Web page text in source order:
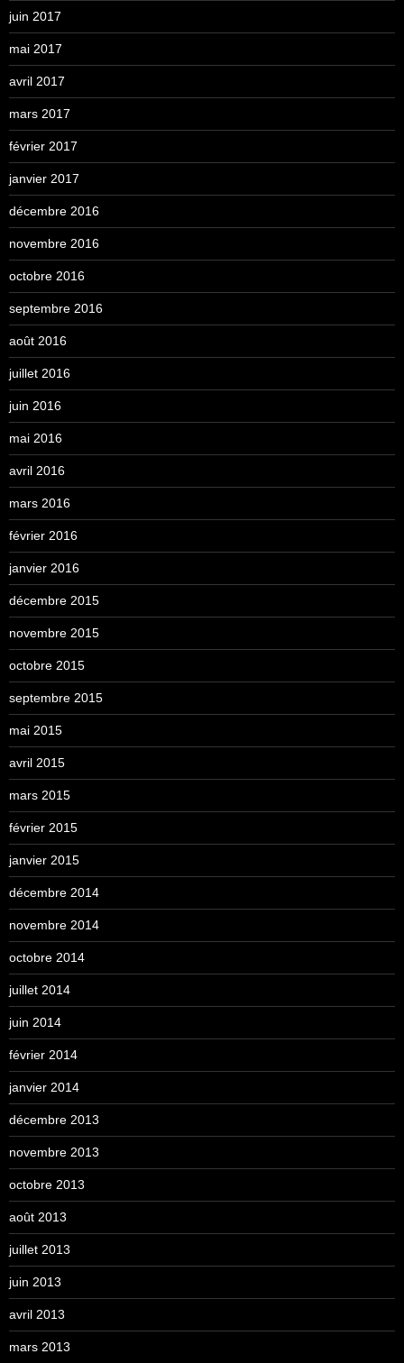
juin 2017
mai 2017
avril 2017
mars 2017
février 2017
janvier 2017
décembre 2016
novembre 2016
octobre 2016
septembre 2016
août 2016
juillet 2016
juin 2016
mai 2016
avril 2016
mars 2016
février 2016
janvier 2016
décembre 2015
novembre 2015
octobre 2015
septembre 2015
mai 2015
avril 2015
mars 2015
février 2015
janvier 2015
décembre 2014
novembre 2014
octobre 2014
juillet 2014
juin 2014
février 2014
janvier 2014
décembre 2013
novembre 2013
octobre 2013
août 2013
juillet 2013
juin 2013
avril 2013
mars 2013